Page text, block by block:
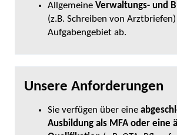
Allgemeine Verwaltungs- und
(z.B. Schreiben von
Aufgabengebiet ab.
Unsere Anforderungen
Sie verfügen über eine
Ausbildung als MFA oder eine